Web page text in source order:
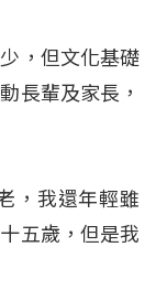
，但文化基礎
長輩及家長，
，我還年輕雖
五歲，但是我